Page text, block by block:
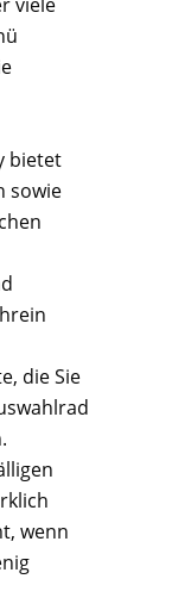
bietet
sowie
die Sie
wenn